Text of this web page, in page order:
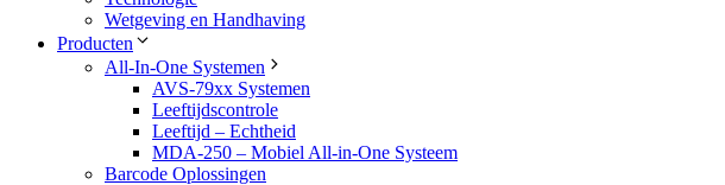
Wetgeving en Handhaving
Producten
All-In-One Systemen
AVS-79xx Systemen
Leeftijdscontrole
Leeftijd – Echtheid
MDA-250 – Mobiel All-in-One Systeem
Barcode Oplossingen